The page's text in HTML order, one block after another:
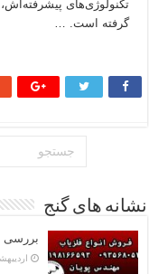
تکنولوژی‌های
گرفته است. …
نشانه های گنج
بررسی
اردیبهشت